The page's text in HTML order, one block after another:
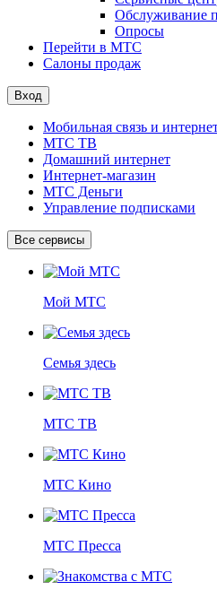
Обслуживание
Опросы
Перейти в МТС
Салоны продаж
Вход
Мобильная связь и
МТС ТВ
Домашний интернет
Интернет-магазин
МТС Деньги
Управление подписками
Все сервисы
Мой МТС
Семья здесь
МТС ТВ
МТС Кино
МТС Пресса